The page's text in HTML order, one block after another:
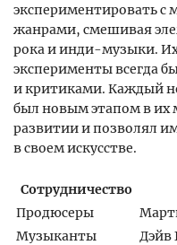
экспериментировать
жанрами, смешивая
рока и инди-музыки.
эксперименты всегда
и критиками. Каждый
был новым этапом в их
развитии и позволял
в своем искусстве.
Сотрудничество
Продюсеры
Музыканты
Дэйв